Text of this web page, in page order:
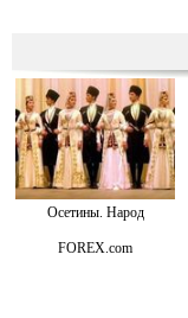
Осетины. Народ
FOREX.com